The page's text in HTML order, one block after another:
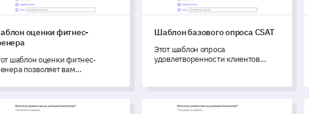
оценки фитнес-
шаблон оценки фитнес-
позволяет вам
тренеров, способствуя
качества.
Шаблон базового опроса CSAT
Этот шаблон опроса
удовлетворенности клиентов
важные отзывы непосредственно
анкеты согласия на участие в исследованииШаблон опроса по поведению DiSC